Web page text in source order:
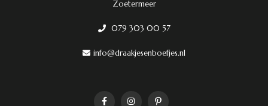
Zoetermeer
079 303 00 57
info@draakjesenboefjes.nl